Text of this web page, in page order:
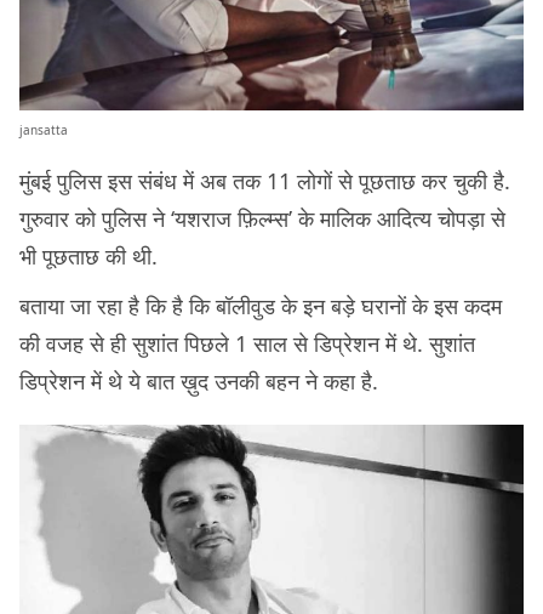
jansatta
मुंबई पुलिस इस संबंध में अब तक 11 लोगों से पूछताछ कर चुकी है.
गुरुवार को पुलिस ने ‘यशराज फ़िल्म्स’ के मालिक आदित्य चोपड़ा से
भी पूछताछ की थी.
बताया जा रहा है कि है कि बॉलीवुड के इन बड़े घरानों के इस कदम
की वजह से ही सुशांत पिछले 1 साल से डिप्रेशन में थे. सुशांत
डिप्रेशन में थे ये बात ख़ुद उनकी बहन ने कहा है.